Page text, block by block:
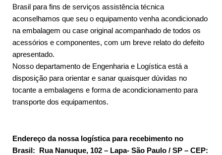
Brasil para fins de serviços assistência técnica
aconselhamos que seu o equipamento venha acondicionado
na embalagem ou case original acompanhado de todos os
acessórios e componentes, com um breve relato do defeito
apresentado.
Nosso departamento de Engenharia e Logística está a
disposição para orientar e sanar quaisquer dúvidas no
tocante a embalagens e forma de acondicionamento para
transporte dos equipamentos.
Endereço da nossa logística para recebimento no
Brasil: Rua Nanuque, 102 – Lapa- São Paulo / SP – CEP: